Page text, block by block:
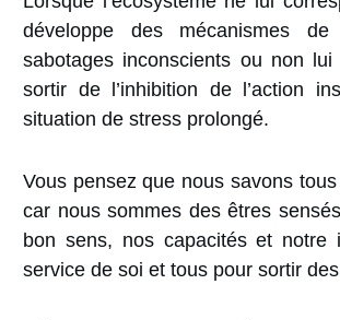
développe des mécanismes
sabotages inconscients ou non
sortir de l’inhibition de l’action
situation de stress prolongé.
Vous pensez que nous savons
car nous sommes des êtres
bon sens, nos capacités et notre
service de soi et tous pour sortir